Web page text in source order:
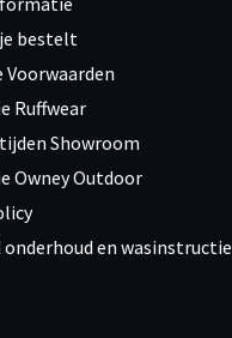
bestelt
Voorwaarden
Ruffwear
Showroom
Owney Outdoor
onderhoud en wasinstructie